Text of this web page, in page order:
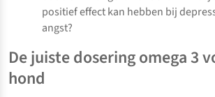
positief effect kan hebben bij
angst?
De juiste dosering omega 3
hond